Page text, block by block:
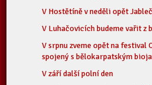
V Hostětíně v neděli opět
V Luhačovicích budeme vařit z
V srpnu zveme opět na festival
spojený s bělokarpatským
V září další polní den